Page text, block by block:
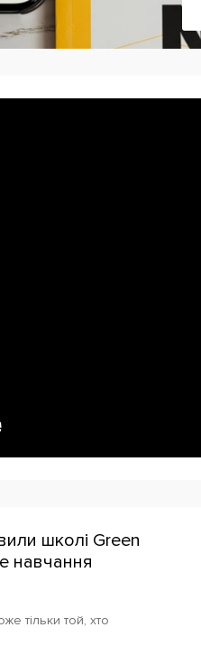
школі Green
навчання
тільки той, хто